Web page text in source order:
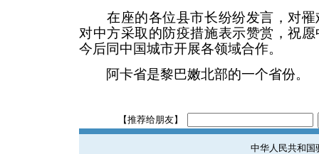
在座的各位县市长纷纷发言，对罹
对中方采取的防疫措施表示赞赏，祝
今后同中国城市开展各领域合作。
阿卡省是黎巴嫩北部的一个省份。
【推荐给朋友】
中华人民共和国